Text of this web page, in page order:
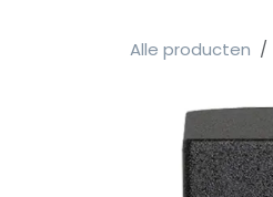
Alle producten